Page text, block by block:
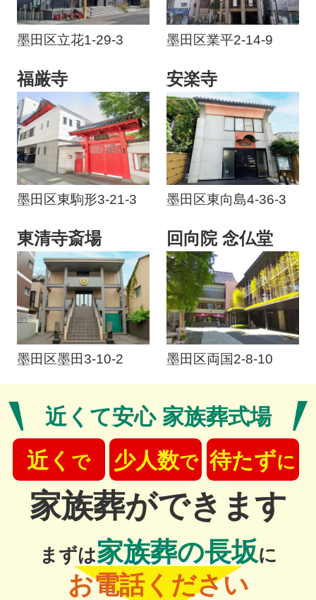
墨田区立花1-29-3 墨田区業平2-14-9
福厳寺
墨田区東駒形3-21-3
安楽寺
墨田区東向島4-36-3
東清寺斎場
墨田区墨田3-10-2
回向院 念仏堂
墨田区両国2-8-10
近くて安心 家族葬式場
近く で 少人数で 待たずに
家族葬ができます
まずは家族葬の長坂に
お電話ください